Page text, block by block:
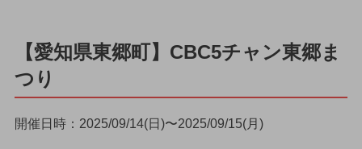
【愛知県東郷町】CBC5チャン東郷ま
つり
開催日時：2025/09/14(日)〜2025/09/15(月)